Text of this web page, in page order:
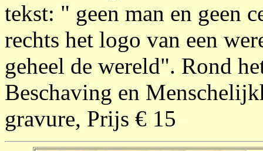
tekst: " geen man en geen
rechts het logo van een
geheel de wereld". Rond
Beschaving en
gravure, Prijs € 15